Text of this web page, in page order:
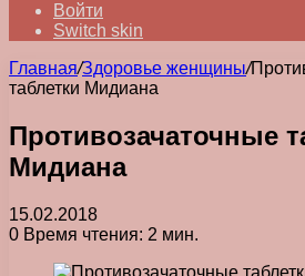
Войти
Switch skin
Главная/Здоровье женщины/
таблетки Мидиана
Противозачаточные
Мидиана
15.02.2018
0 Время чтения: 2 мин.